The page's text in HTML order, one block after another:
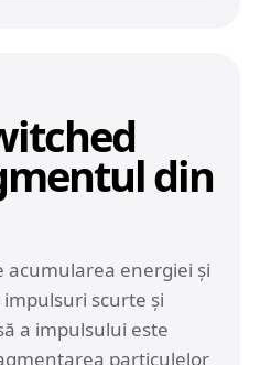
din
acumularea energiei și
scurte și
a impulsului este
particulelor